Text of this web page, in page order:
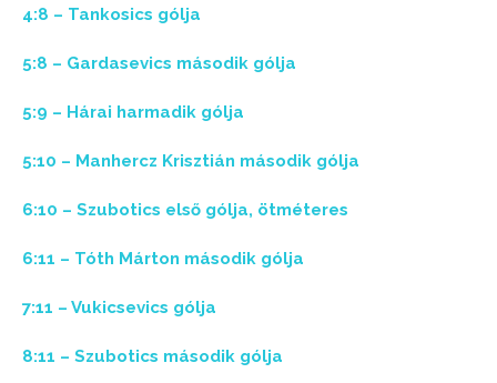
4:8 – Tankosics gólja
5:8 – Gardasevics második gólja
5:9 – Hárai harmadik gólja
5:10 – Manhercz Krisztián második gólja
6:10 – Szubotics első gólja, ötméteres
6:11 – Tóth Márton második gólja
7:11 – Vukicsevics gólja
8:11 – Szubotics második gólja